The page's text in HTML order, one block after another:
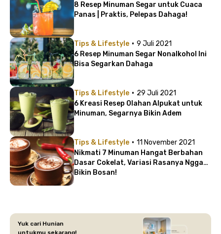
8 Resep Minuman Segar untuk Cuaca
Panas | Praktis, Pelepas Dahaga!
Tips & Lifestyle · 9 Juli 2021
6 Resep Minuman Segar Nonalkohol Ini
Bisa Segarkan Dahaga
Tips & Lifestyle · 29 Juli 2021
6 Kreasi Resep Olahan Alpukat untuk
Minuman, Segarnya Bikin Adem
Tips & Lifestyle · 11 November 2021
Nikmati 7 Minuman Hangat Berbahan
Dasar Cokelat, Variasi Rasanya Nggak
Bikin Bosan!
Yuk cari Hunian